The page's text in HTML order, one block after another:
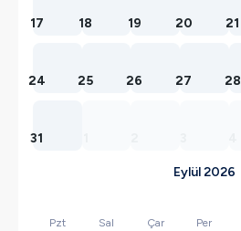
17 18 19 20 21
24 25 26 27 28
31
Eylül 2026
Pzt Sal Çar Per